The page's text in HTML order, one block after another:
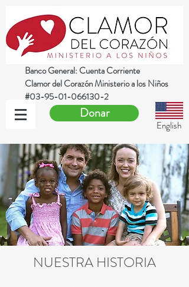
Donar
English
Banco General: Cuenta Corriente
Clamor del Corazón Ministerio a los Niños
#03-95-01-066130-2
NUESTRA HISTORIA